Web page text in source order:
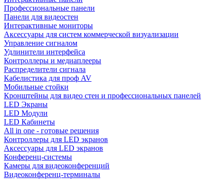
Профессиональные панели
Панели для видеостен
Интерактивные мониторы
Аксессуары для систем коммерческой визуализации
Управление сигналом
Удлинители интерфейса
Контроллеры и медиаплееры
Распределители сигнала
Кабелистика для проф AV
Мобильные стойки
Кронштейны для видео стен и профессиональных панелей
LED Экраны
LED Модули
LED Кабинеты
All in one - готовые решения
Контроллеры для LED экранов
Аксессуары для LED экранов
Конференц-системы
Камеры для видеоконференций
Видеоконференц-терминалы